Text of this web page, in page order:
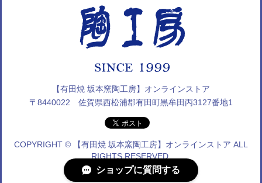
【有田焼 坂本窯陶工房】オンラインストア
〒8440022 佐賀県西松浦郡有田町黒牟田丙3127番地1
COPYRIGHT © 【有田焼 坂本窯陶工房】オンラインストア ALL
RIGHTS RESERVED.
ショップに質問する